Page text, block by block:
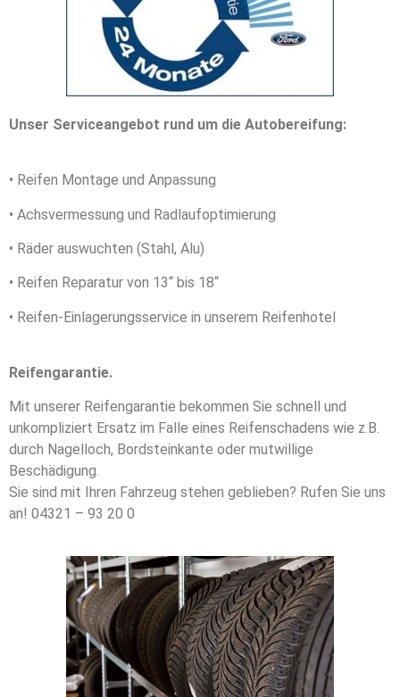
Unser Serviceangebot rund um die Autobereifung:
• Reifen Montage und Anpassung
• Achsvermessung und Radlaufoptimierung
• Räder auswuchten (Stahl, Alu)
• Reifen Reparatur von 13“ bis 18“
• Reifen-Einlagerungsservice in unserem Reifenhotel
Reifengarantie.
Mit unserer Reifengarantie bekommen Sie schnell und
unkompliziert Ersatz im Falle eines Reifenschadens wie z.B.
durch Nagelloch, Bordsteinkante oder mutwillige
Beschädigung.
Sie sind mit Ihren Fahrzeug stehen geblieben? Rufen Sie uns
an! 04321 – 93 20 0